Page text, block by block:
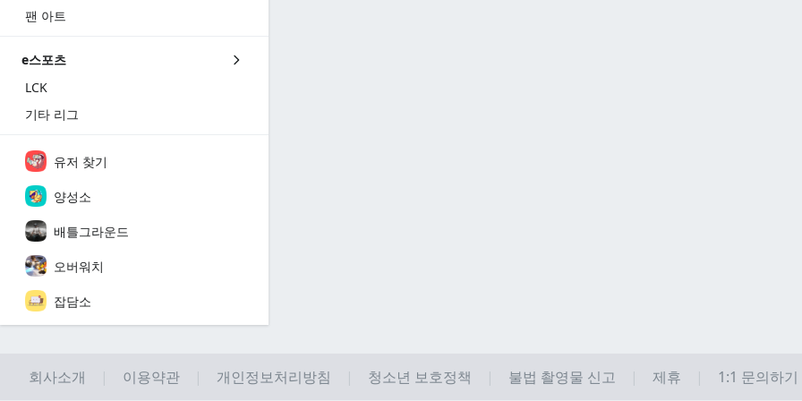
팬 아트
e스포츠
LCK
기타 리그
유저 찾기
양성소
배틀그라운드
오버워치
잡담소
회사소개 이용약관 개인정보처리방침 청소년 보호정책 불법 촬영물 신고 제휴 1:1 문의하기